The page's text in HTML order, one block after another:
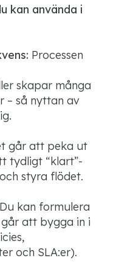
kan använda i
Processen
skapar många
– så nyttan av
går att peka ut
tydligt “klart”-
styra flödet.
Du kan formulera
att bygga in i
och SLA:er).